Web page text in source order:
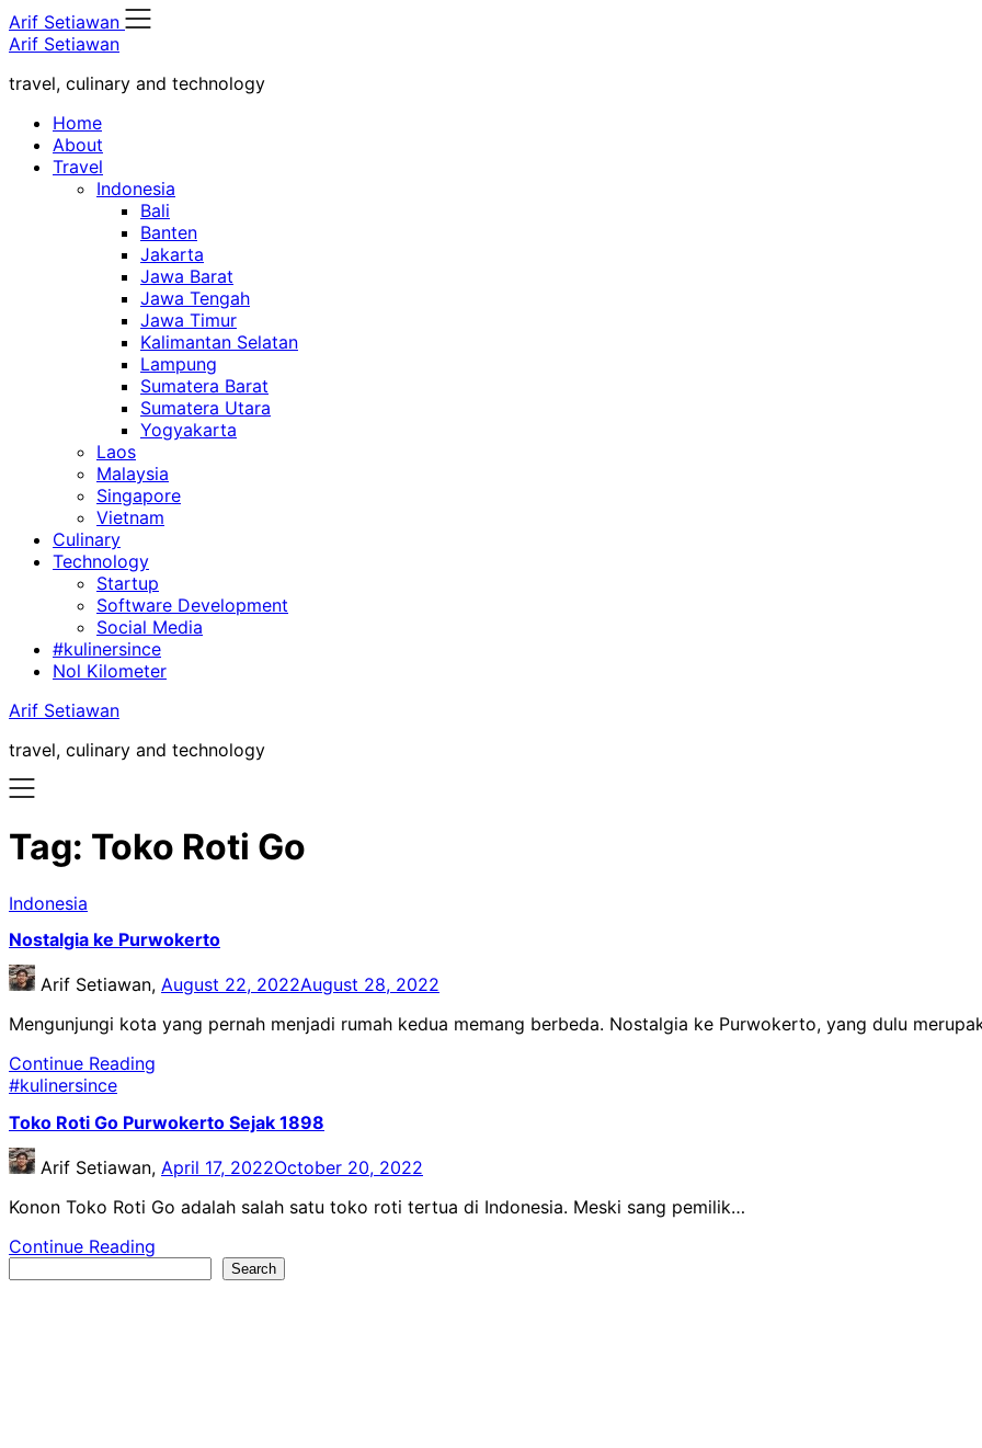
Skip
to
Arif Setiawan
Arif Setiawan
travel, culinary and technology
Home
About
Travel
Indonesia
Bali
Banten
Jakarta
Jawa Barat
Jawa Tengah
Jawa Timur
Kalimantan Selatan
Lampung
Sumatera Barat
Sumatera Utara
Yogyakarta
Laos
Malaysia
Singapore
Vietnam
Culinary
Technology
Startup
Software Development
Social Media
#kulinersince
Nol Kilometer
Arif Setiawan
travel, culinary and technology
Tag: Toko Roti Go
Indonesia
Nostalgia ke Purwokerto
Arif Setiawan, August 22, 2022August 28, 2022
Mengunjungi kota yang pernah menjadi rumah kedua memang berbeda. Nostalgia ke Purwokerto, yang dulu
Continue Reading
#kulinersince
Toko Roti Go Purwokerto Sejak 1898
Arif Setiawan, April 17, 2022October 20, 2022
Konon Toko Roti Go adalah salah satu toko roti tertua di Indonesia. Meski sang pemilik…
Continue Reading
Search